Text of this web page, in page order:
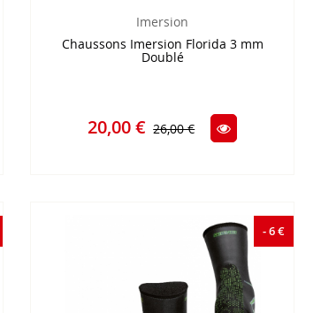
Imersion
Chaussons Imersion Florida 3 mm
Doublé
20,00 € 26,00 €
- 6 €